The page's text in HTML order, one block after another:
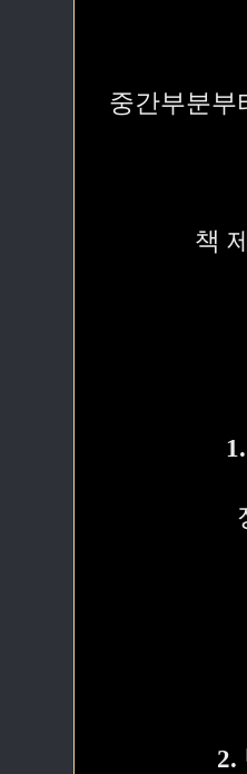
중간부분부
책
2.